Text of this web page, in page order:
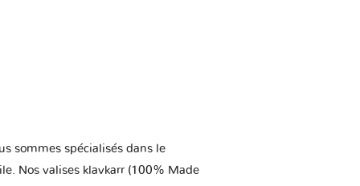
sommes spécialisés dans le
Nos valises klavkarr (100% Made